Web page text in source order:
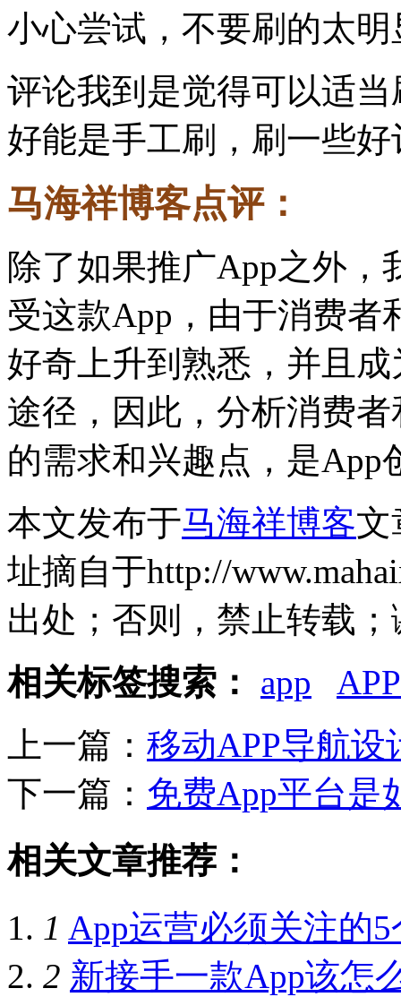
小心尝试，不要刷的太
评论我到是觉得可以适
好能是手工刷，刷一些
马海祥博客点评：
除了如果推广App之外，
受这款App，由于消费者
好奇上升到熟悉，并且
途径，因此，分析消费
的需求和兴趣点，是App
本文发布于马海祥博客文
址摘自于http://
出处；否则，禁止转载
相关标签搜索：
app
上一篇： 移动APP导航设
下一篇： 免费App平台是
相关文章推荐：
1 App运营必须关注的
2 新接手一款App该怎